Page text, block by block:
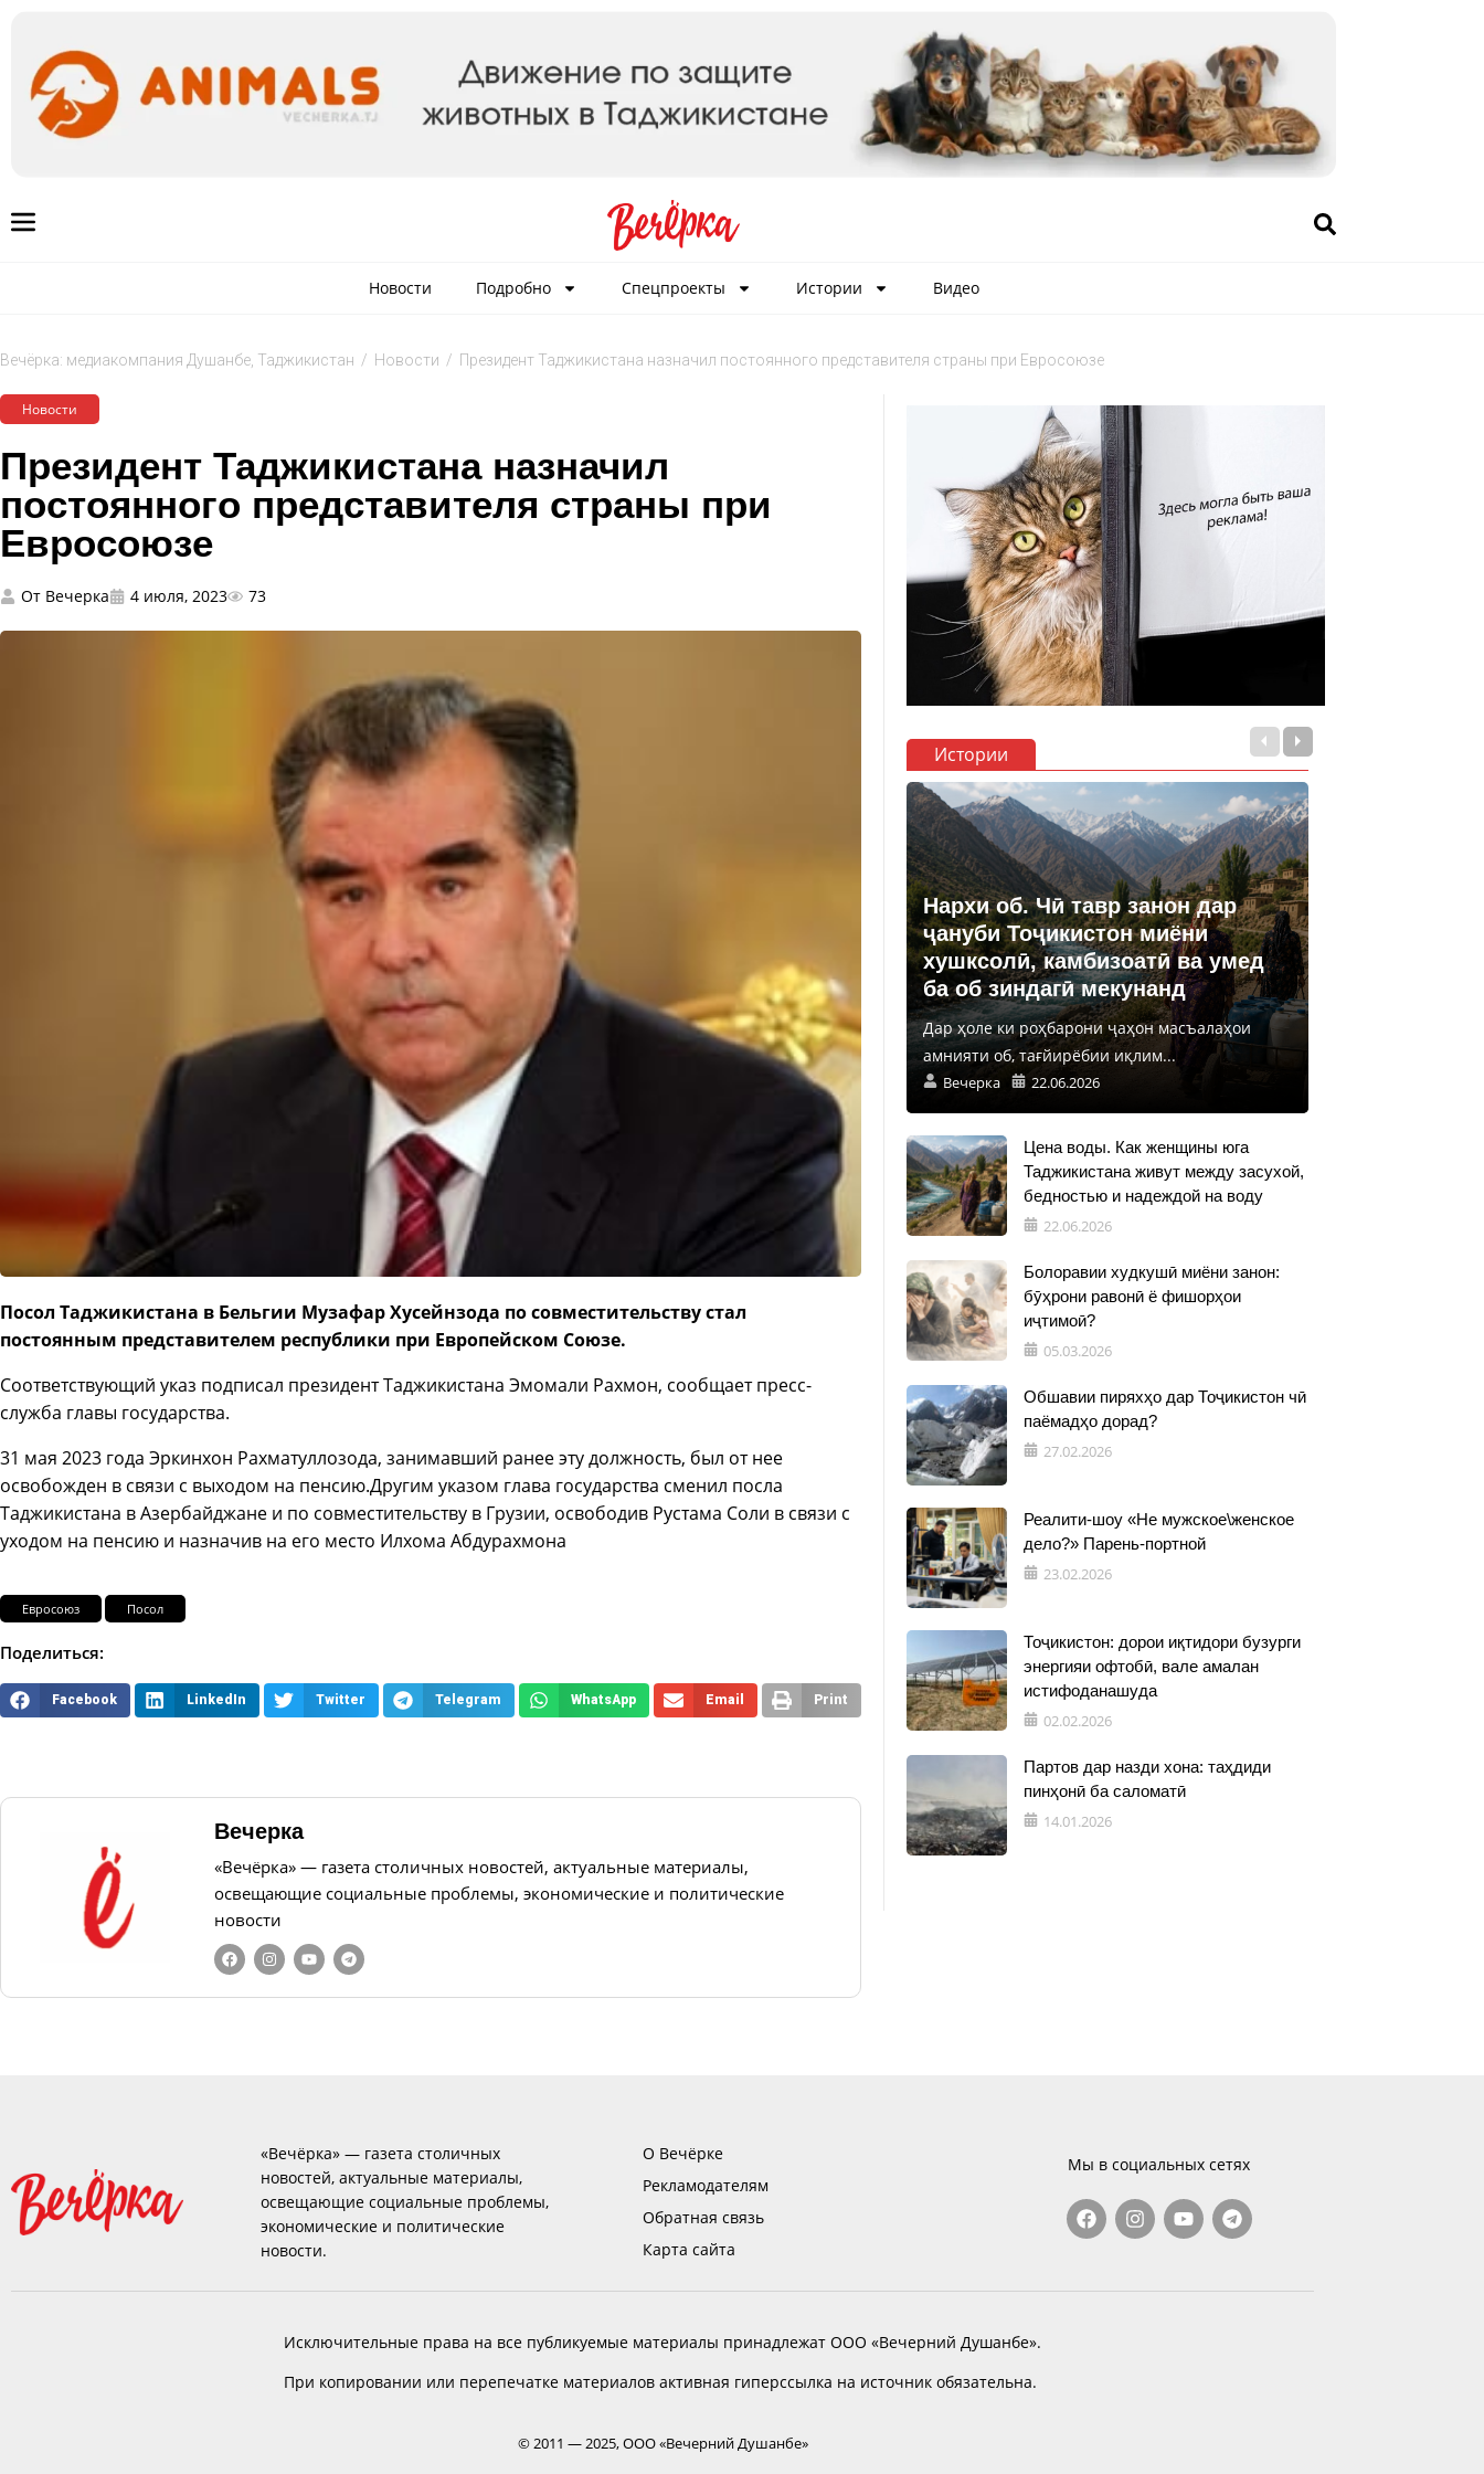
Новости Подробно Спецпроекты Истории Видео
Вечёрка: медиакомпания Душанбе, Таджикистан / Новости / Президент Таджикистана назначил постоянного представителя страны при Евросоюзе
Новости
Президент Таджикистана назначил
постоянного представителя страны при
Евросоюзе
От Вечерка 4 июля, 2023 73
Посол Таджикистана в Бельгии Музафар Хусейнзода по совместительству стал
постоянным представителем республики при Европейском Союзе.
Соответствующий указ подписал президент Таджикистана Эмомали Рахмон, сообщает пресс-
служба главы государства.
31 мая 2023 года Эркинхон Рахматуллозода, занимавший ранее эту должность, был от нее
освобожден в связи с выходом на пенсию.Другим указом глава государства сменил посла
Таджикистана в Азербайджане и по совместительству в Грузии, освободив Рустама Соли в связи с
уходом на пенсию и назначив на его место Илхома Абдурахмона
Евросоюз Посол
Поделиться:
Facebook LinkedIn Twitter Telegram WhatsApp Email Print
Вечерка
«Вечёрка» — газета столичных новостей, актуальные материалы,
освещающие социальные проблемы, экономические и политические
новости
Истории
Нархи об. Чӣ тавр занон дар
ҷануби Тоҷикистон миёни
хушксолӣ, камбизоатӣ ва умед
ба об зиндагӣ мекунанд
Дар ҳоле ки роҳбарони ҷаҳон масъалаҳои
амнияти об, тағйирёбии иқлим...
Вечерка 22.06.2026
Цена воды. Как женщины юга
Таджикистана живут между засухой,
бедностью и надеждой на воду
22.06.2026
Болоравии худкушӣ миёни занон:
бӯҳрони равонӣ ё фишорҳои
иҷтимоӣ?
05.03.2026
Обшавии пиряхҳо дар Тоҷикистон чӣ
паёмадҳо дорад?
27.02.2026
Реалити-шоу «Не мужское\женское
дело?» Парень-портной
23.02.2026
Тоҷикистон: дорои иқтидори бузурги
энергияи офтобӣ, вале амалан
истифоданашуда
02.02.2026
Партов дар назди хона: таҳдиди
пинҳонӣ ба саломатӣ
14.01.2026
«Вечёрка» — газета столичных
новостей, актуальные материалы,
освещающие социальные проблемы,
экономические и политические
новости.
О Вечёрке
Рекламодателям
Обратная связь
Карта сайта
Мы в социальных сетях
Исключительные права на все публикуемые материалы принадлежат ООО «Вечерний Душанбе».
При копировании или перепечатке материалов активная гиперссылка на источник обязательна.
© 2011 — 2025, ООО «Вечерний Душанбе»